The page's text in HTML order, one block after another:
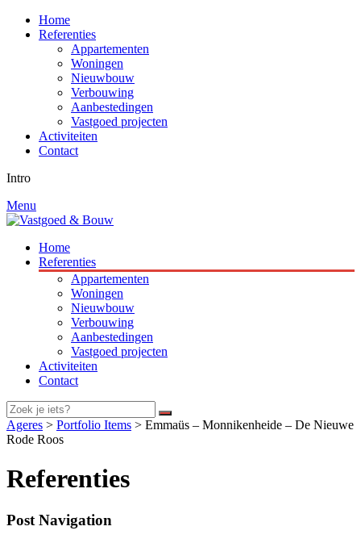
Home
Referenties
Appartementen
Woningen
Nieuwbouw
Verbouwing
Aanbestedingen
Vastgoed projecten
Activiteiten
Contact
Intro
Menu
Home
Referenties
Appartementen
Woningen
Nieuwbouw
Verbouwing
Aanbestedingen
Vastgoed projecten
Activiteiten
Contact
Ageres > Portfolio Items > Emmaüs – Monnikenheide – De Nieuwe
Rode Roos
Referenties
Post Navigation